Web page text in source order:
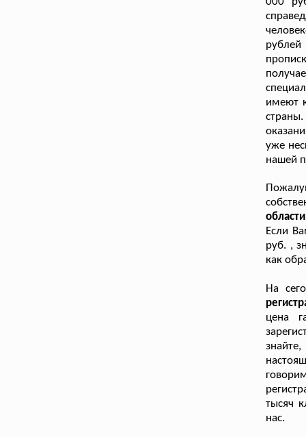
имеют
уже
нашей
Если
руб. ,
как
На
цена
тысяч
нас.